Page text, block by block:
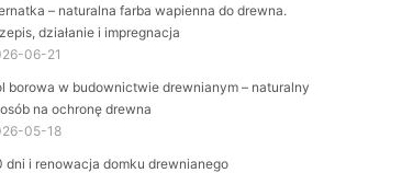
– naturalna farba wapienna do drewna.
działanie i impregnacja
06-21
borowa w budownictwie drewnianym – naturalny
na ochronę drewna
05-18
dni i renowacja domku drewnianego